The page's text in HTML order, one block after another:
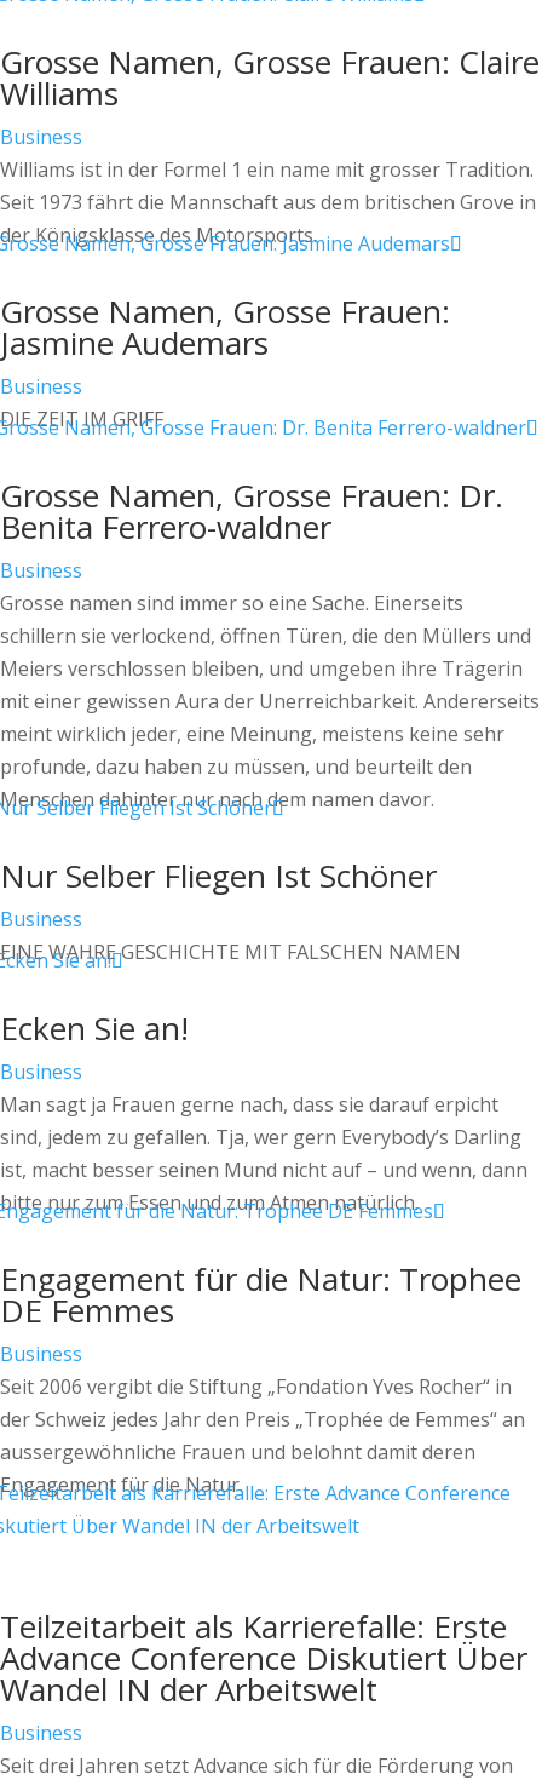
Grosse Namen, Grosse Frauen: Claire
Williams
Business
Williams ist in der Formel 1 ein name mit grosser Tradition.
Seit 1973 fährt die Mannschaft aus dem britischen Grove in
der Königsklasse des Motorsports.
Grosse Namen, Grosse Frauen:
Jasmine Audemars
Business
DIE ZEIT IM GRIFF
Grosse Namen, Grosse Frauen: Dr.
Benita Ferrero-waldner
Business
Grosse namen sind immer so eine Sache. Einerseits
schillern sie verlockend, öffnen Türen, die den Müllers und
Meiers verschlossen bleiben, und umgeben ihre Trägerin
mit einer gewissen Aura der Unerreichbarkeit. Andererseits
meint wirklich jeder, eine Meinung, meistens keine sehr
profunde, dazu haben zu müssen, und beurteilt den
Menschen dahinter nur nach dem namen davor.
Nur Selber Fliegen Ist Schöner
Business
EINE WAHRE GESCHICHTE MIT FALSCHEN NAMEN
Ecken Sie an!
Business
Man sagt ja Frauen gerne nach, dass sie darauf erpicht
sind, jedem zu gefallen. Tja, wer gern Everybody’s Darling
ist, macht besser seinen Mund nicht auf – und wenn, dann
bitte nur zum Essen und zum Atmen natürlich.
Engagement für die Natur: Trophee
DE Femmes
Business
Seit 2006 vergibt die Stiftung „Fondation Yves Rocher“ in
der Schweiz jedes Jahr den Preis „Trophée de Femmes“ an
aussergewöhnliche Frauen und belohnt damit deren
Engagement für die Natur.
Teilzeitarbeit als Karrierefalle: Erste
Advance Conference Diskutiert Über
Wandel IN der Arbeitswelt
Business
Seit drei Jahren setzt Advance sich für die Förderung von